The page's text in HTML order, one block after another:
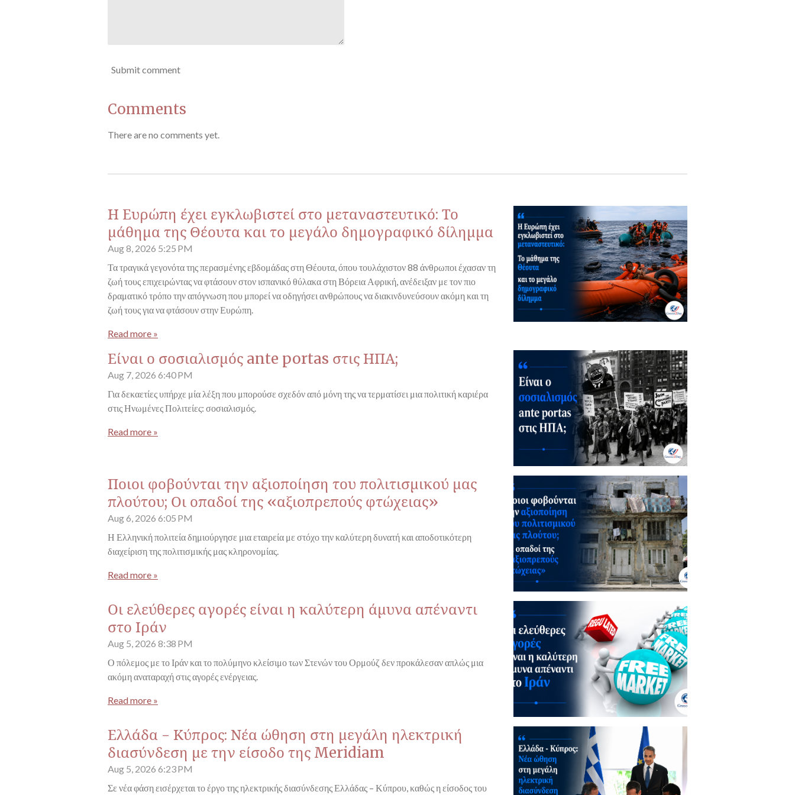
Submit comment
Comments
There are no comments yet.
Η Ευρώπη έχει εγκλωβιστεί στο μεταναστευτικό: Το
μάθημα της Θέουτα και το μεγάλο δημογραφικό δίλημμα
Aug 8, 2026 5:25 PM
Τα τραγικά γεγονότα της περασμένης εβδομάδας στη Θέουτα, όπου τουλάχιστον 88 άνθρωποι έχασαν τη
ζωή τους επιχειρώντας να φτάσουν στον ισπανικό θύλακα στη Βόρεια Αφρική, ανέδειξαν με τον πιο
δραματικό τρόπο την απόγνωση που μπορεί να οδηγήσει ανθρώπους να διακινδυνεύσουν ακόμη και τη
ζωή τους για να φτάσουν στην Ευρώπη.
Read more »
Είναι ο σοσιαλισμός ante portas στις ΗΠΑ;
Aug 7, 2026 6:40 PM
Για δεκαετίες υπήρχε μία λέξη που μπορούσε σχεδόν από μόνη της να τερματίσει μια πολιτική καριέρα
στις Ηνωμένες Πολιτείες: σοσιαλισμός.
Read more »
Ποιοι φοβούνται την αξιοποίηση του πολιτισμικού μας
πλούτου; Οι οπαδοί της «αξιοπρεπούς φτώχειας»
Aug 6, 2026 6:05 PM
Η Ελληνική πολιτεία δημιούργησε μια εταιρεία με στόχο την καλύτερη δυνατή και αποδοτικότερη
διαχείριση της πολιτισμικής μας κληρονομίας.
Read more »
Οι ελεύθερες αγορές είναι η καλύτερη άμυνα απέναντι
στο Ιράν
Aug 5, 2026 8:38 PM
Ο πόλεμος με το Ιράν και το πολύμηνο κλείσιμο των Στενών του Ορμούζ δεν προκάλεσαν απλώς μια
ακόμη αναταραχή στις αγορές ενέργειας.
Read more »
Ελλάδα - Κύπρος: Νέα ώθηση στη μεγάλη ηλεκτρική
διασύνδεση με την είσοδο της Meridiam
Aug 5, 2026 6:23 PM
Σε νέα φάση εισέρχεται το έργο της ηλεκτρικής διασύνδεσης Ελλάδας – Κύπρου, καθώς η είσοδος του